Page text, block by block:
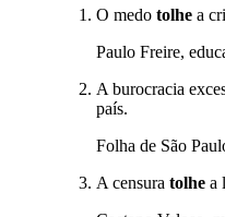
O medo tolhe a
Paulo Freire,
A burocracia
país.
Folha de São
A censura tolhe a